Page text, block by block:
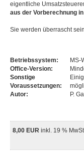
eigentliche
aus der Vorberechnung
Sie werden überrascht
Betriebssystem:
MS-
Office-Version:
Sonstige
Voraussetzungen:
Autor:
P.
8,00 EUR inkl. 19 %